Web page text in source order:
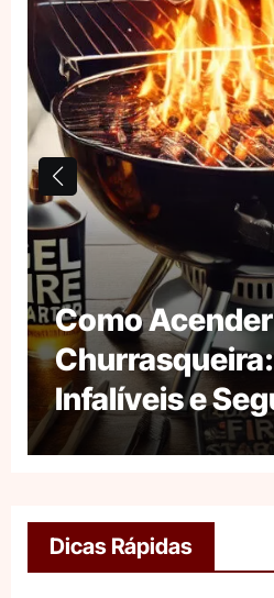
Como Acender
Infalíveis e
Dicas Rápidas